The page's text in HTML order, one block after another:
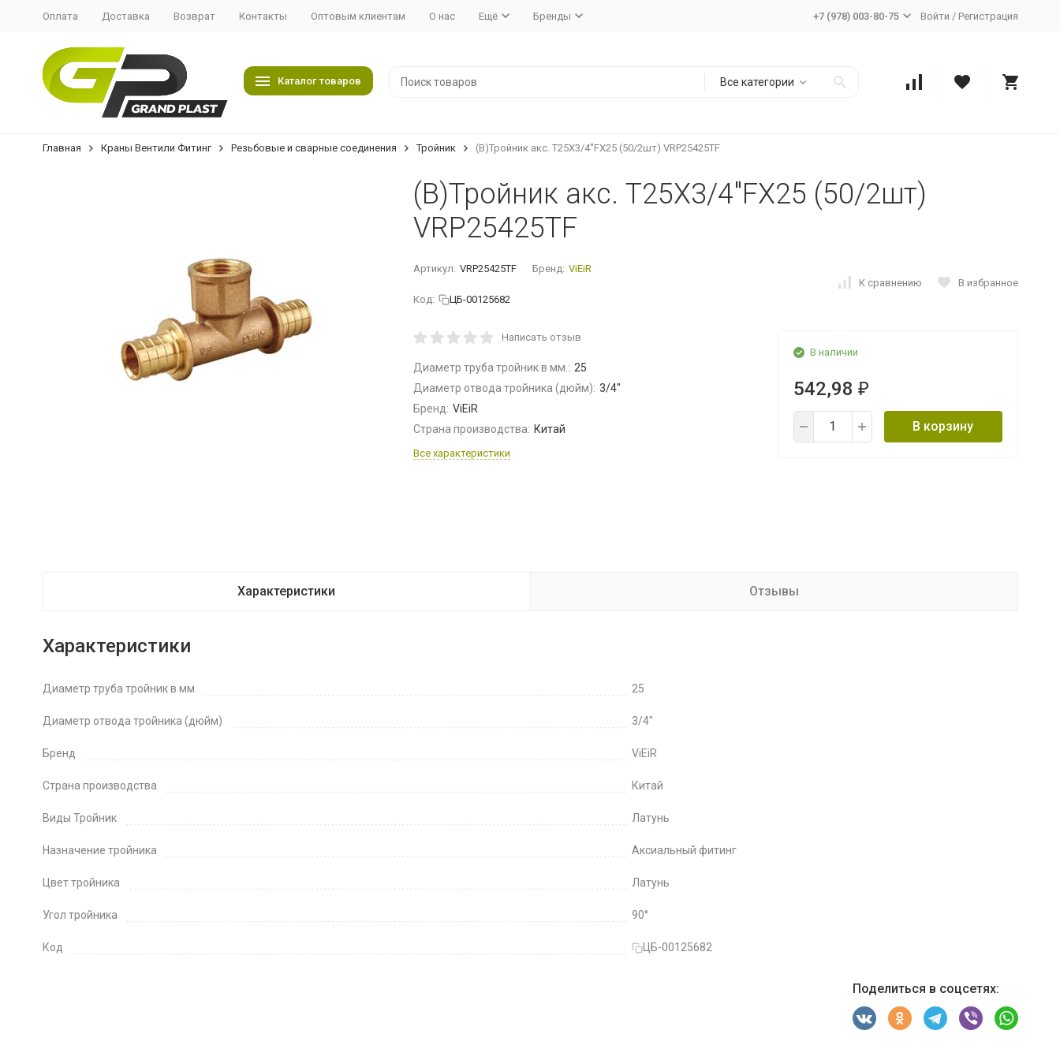
Оплата Доставка Возврат Контакты Оптовым клиентам О нас Ещё Бренды +7 (978) 003-80-75 Войти / Регистрация
Каталог товаров Все категории
Главная Краны Вентили Фитинг Резьбовые и сварные соединения Тройник (В)Тройник акс. Т25X3/4"FX25 (50/2шт) VRP25425TF
(В)Тройник акс. Т25X3/4"FX25 (50/2шт)
VRP25425TF
Артикул: VRP25425TF Бренд: ViEiR
Код: ЦБ-00125682
К сравнению В избранное
Написать отзыв
Диаметр труба тройник в мм.: 25
Диаметр отвода тройника (дюйм): 3/4"
Бренд: ViEiR
Страна производства: Китай
Все характеристики
В наличии
542,98 ₽
В корзину
Характеристики Отзывы
Характеристики
Диаметр труба тройник в мм. 25
Диаметр отвода тройника (дюйм) 3/4"
Бренд ViEiR
Страна производства Китай
Виды Тройник Латунь
Назначение тройника Аксиальный фитинг
Цвет тройника Латунь
Угол тройника 90°
Код ЦБ-00125682
Поделиться в соцсетях: